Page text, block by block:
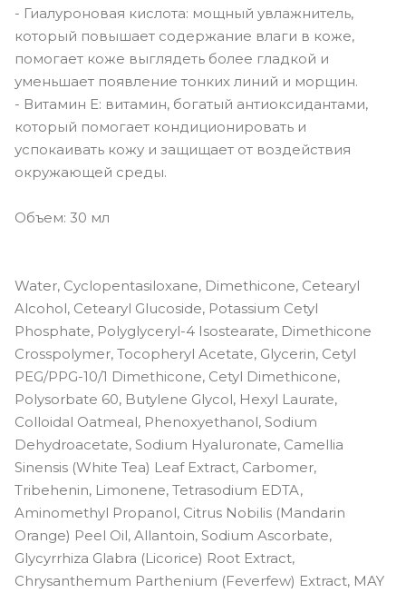
- Гиалуроновая кислота: мощный увлажнитель,
который повышает содержание влаги в коже,
помогает коже выглядеть более гладкой и
уменьшает появление тонких линий и морщин.
- Витамин Е: витамин, богатый антиоксидантами,
который помогает кондиционировать и
успокаивать кожу и защищает от воздействия
окружающей среды.
Объем: 30 мл
Water, Cyclopentasiloxane, Dimethicone, Cetearyl
Alcohol, Cetearyl Glucoside, Potassium Cetyl
Phosphate, Polyglyceryl-4 Isostearate, Dimethicone
Crosspolymer, Tocopheryl Acetate, Glycerin, Cetyl
PEG/PPG-10/1 Dimethicone, Cetyl Dimethicone,
Polysorbate 60, Butylene Glycol, Hexyl Laurate,
Colloidal Oatmeal, Phenoxyethanol, Sodium
Dehydroacetate, Sodium Hyaluronate, Camellia
Sinensis (White Tea) Leaf Extract, Carbomer,
Tribehenin, Limonene, Tetrasodium EDTA,
Aminomethyl Propanol, Citrus Nobilis (Mandarin
Orange) Peel Oil, Allantoin, Sodium Ascorbate,
Glycyrrhiza Glabra (Licorice) Root Extract,
Chrysanthemum Parthenium (Feverfew) Extract, MAY